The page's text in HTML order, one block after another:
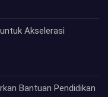
Akselerasi
Bantuan Pendidikan